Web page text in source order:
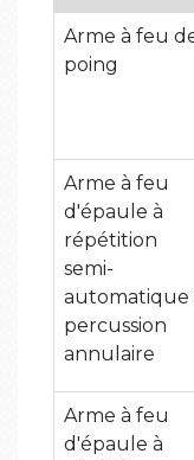
Arme à feu
poing
Arme à feu
d'épaule à
répétition
semi-
automatique
percussion
annulaire
Arme à feu
d'épaule à